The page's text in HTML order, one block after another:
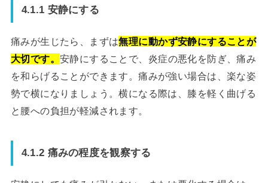
4.1.1 安静にする
痛みが生じたら、まずは無理に動かず安静にすることが
大切です。 安静にすることで、炎症の悪化を防ぎ、痛み
を和らげることができます。痛みが強い場合は、楽な姿
勢で横になりましょう。横になる際は、膝を軽く曲げる
と腰への負担が軽減されます。
4.1.2 痛みの程度を観察する